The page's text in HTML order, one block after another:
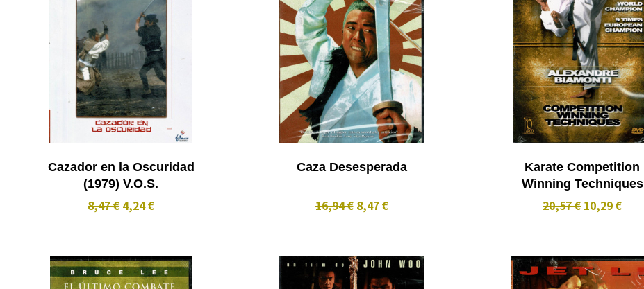
Cazador en la Oscuridad
(1979) V.O.S.
8,47 € 4,24 €
Caza Desesperada
16,94 € 8,47 €
Karate Competition
Winning Techniques
20,57 € 10,29 €